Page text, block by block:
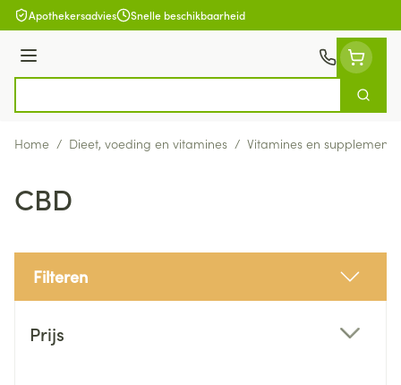
Ga naar de inhoud
Apothekersadvies Snelle beschikbaarheid
Menu
Zoek
Home / Dieet, voeding en vitamines / Vitamines en
CBD
Filteren
Prijs